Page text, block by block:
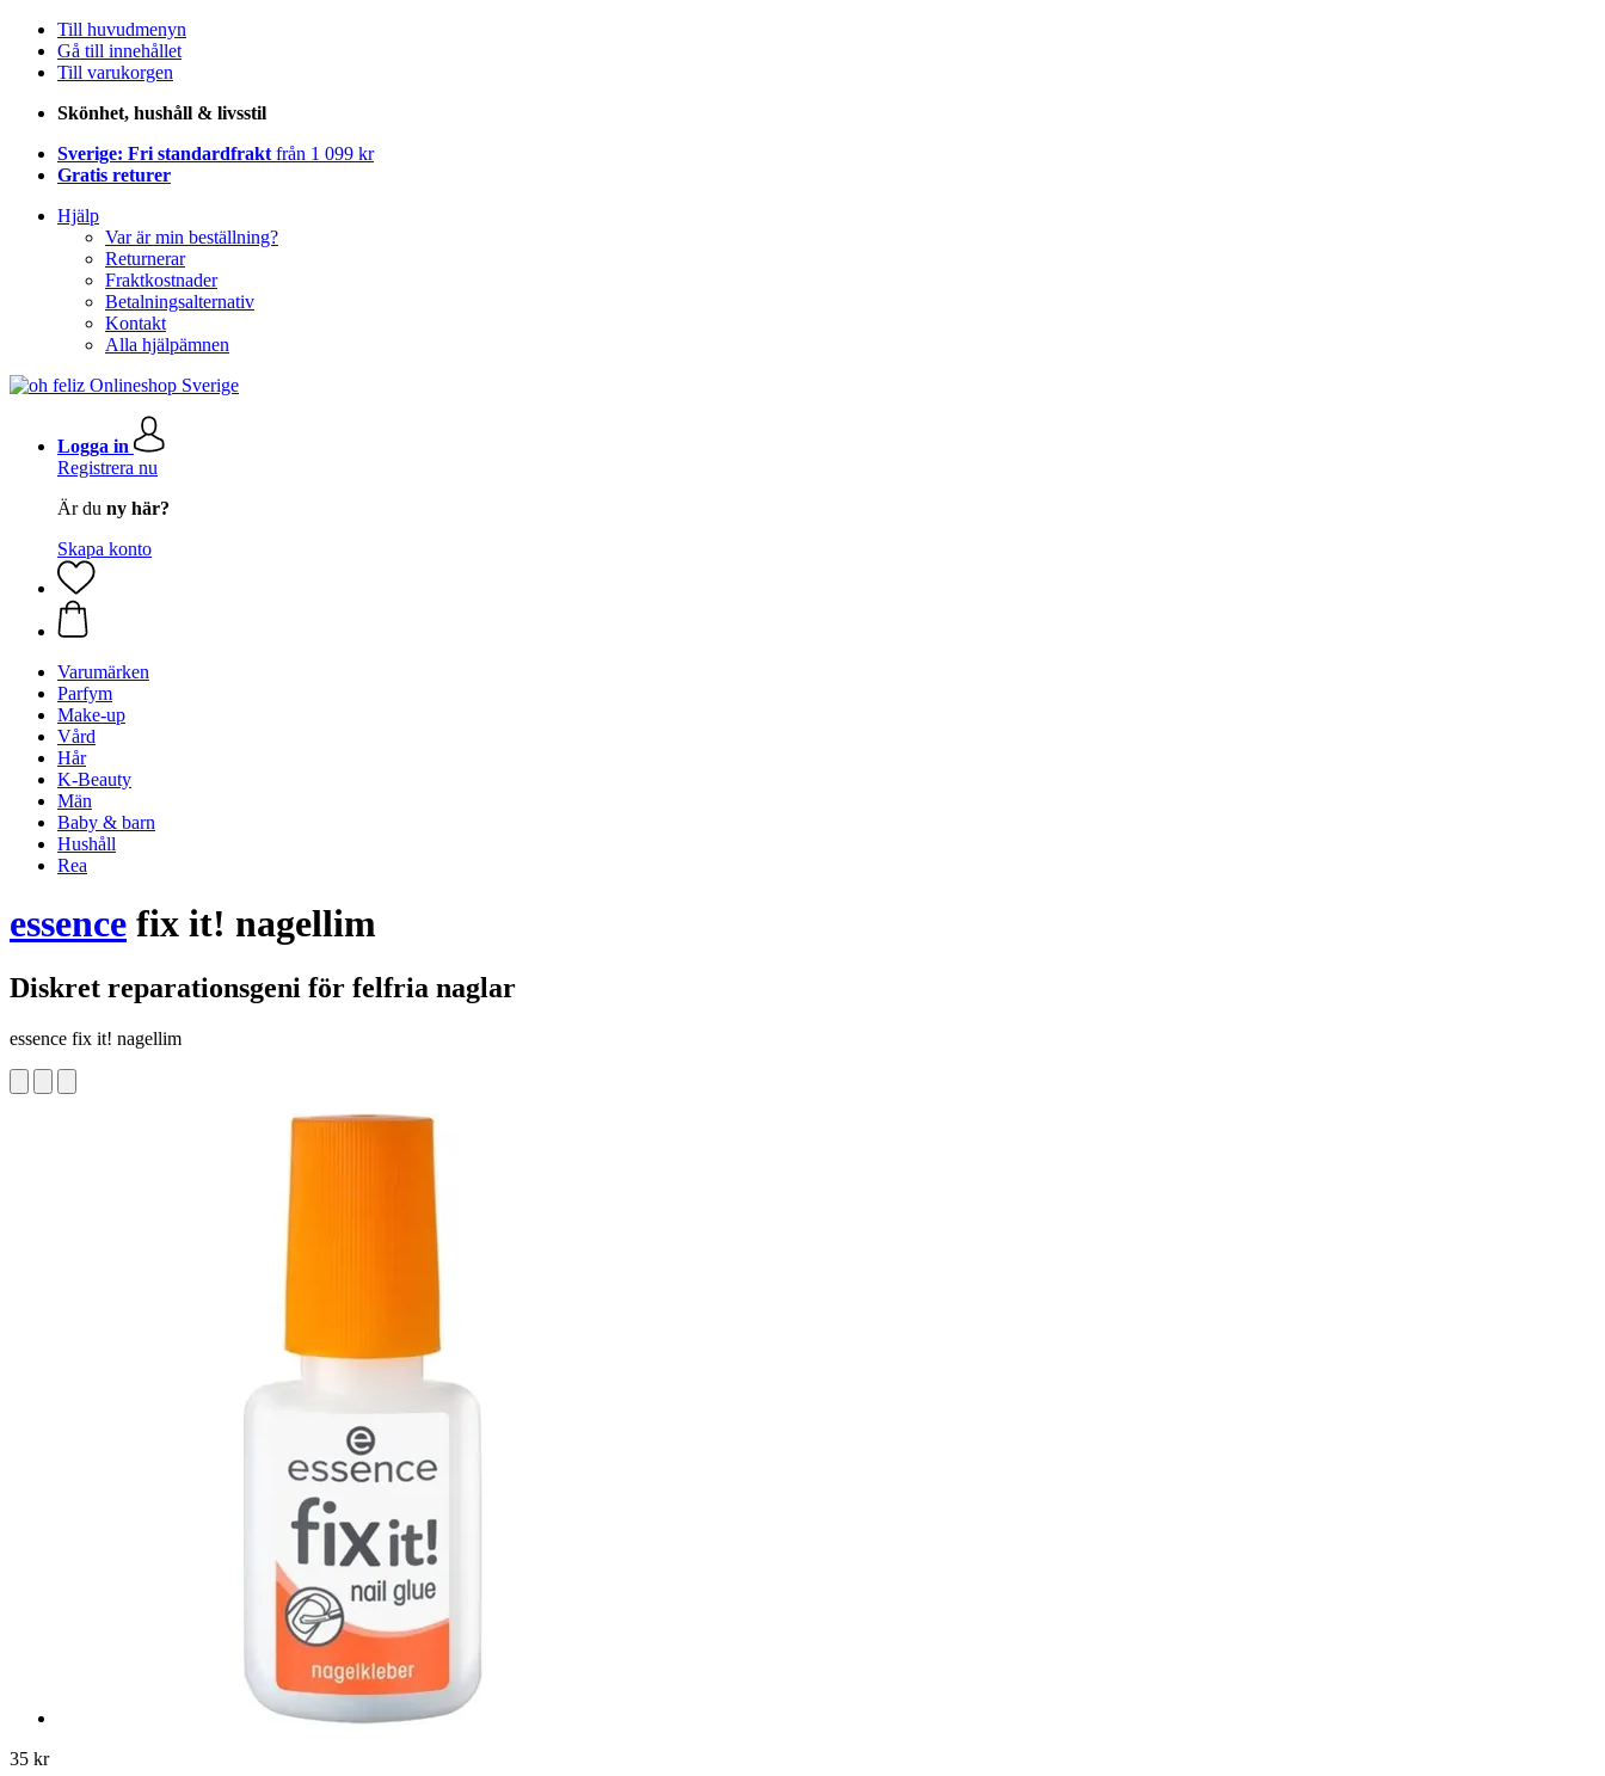
Till huvudmenyn
Gå till innehållet
Till varukorgen
Skönhet, hushåll & livsstil
Sverige: Fri standardfrakt från 1 099 kr
Gratis returer
Hjälp
Var är min beställning?
Returnerar
Fraktkostnader
Betalningsalternativ
Kontakt
Alla hjälpämnen
Logga in
Registrera nu
Är du ny här?
Skapa konto
Varumärken
Parfym
Make-up
Vård
Hår
K-Beauty
Män
Baby & barn
Hushåll
Rea
essence fix it! nagellim
Diskret reparationsgeni för felfria naglar
essence fix it! nagellim
35 kr